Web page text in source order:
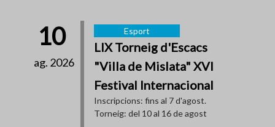
10
ag. 2026
Esport
LIX Torneig d'Escacs
"Villa de Mislata" XVI
Festival Internacional
Inscripcions: fins al 7 d'agost.
Torneig: del 10 al 16 de agost